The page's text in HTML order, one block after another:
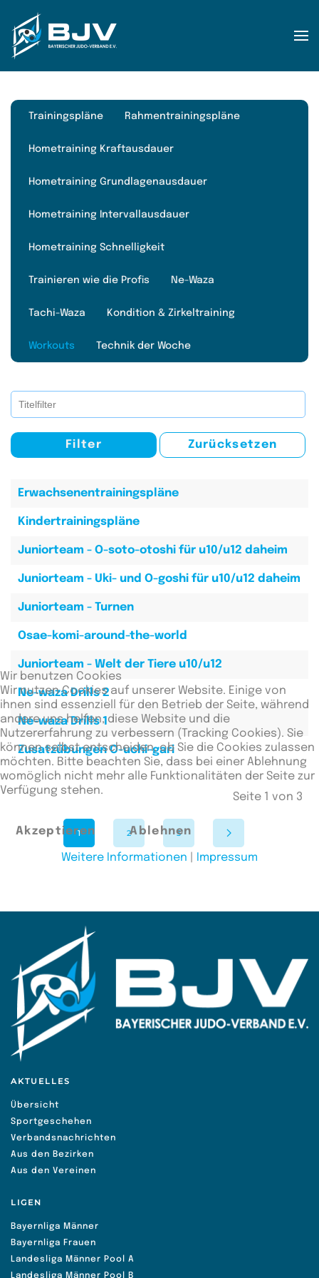
Zum Hauptinhalt springen
Trainingspläne Rahmentrainingspläne
Hometraining Kraftausdauer
Hometraining Grundlagenausdauer
Hometraining Intervallausdauer
Hometraining Schnelligkeit
Trainieren wie die Profis Ne-Waza
Tachi-Waza Kondition & Zirkeltraining
Workouts Technik der Woche
Titelfilter
Filter Zurücksetzen
Beiträge
Titel
Erwachsenentrainingspläne
Kindertrainingspläne
Juniorteam - O-soto-otoshi für u10/u12 daheim
Juniorteam - Uki- und O-goshi für u10/u12 daheim
Juniorteam - Turnen
Osae-komi-around-the-world
Juniorteam - Welt der Tiere u10/u12
Ne-waza Drills 2
Ne-waza Drills 1
Zusatzübungen O-uchi-gari
Seite 1 von 3
1 2 3
AKTUELLES
Übersicht
Sportgeschehen
Verbandsnachrichten
Aus den Bezirken
Aus den Vereinen
LIGEN
Bayernliga Männer
Bayernliga Frauen
Landesliga Männer Pool A
Landesliga Männer Pool B
Wir benutzen Cookies
Wir nutzen Cookies auf unserer Website. Einige von
ihnen sind essenziell für den Betrieb der Seite, während
andere uns helfen, diese Website und die
Nutzererfahrung zu verbessern (Tracking Cookies). Sie
können selbst entscheiden, ob Sie die Cookies zulassen
möchten. Bitte beachten Sie, dass bei einer Ablehnung
womöglich nicht mehr alle Funktionalitäten der Seite zur
Verfügung stehen.
Akzeptieren Ablehnen
Weitere Informationen Impressum